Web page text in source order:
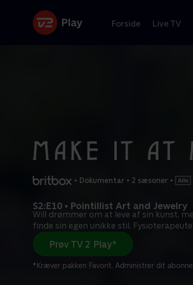
Forside Live TV
• Dokumentar • 2 sæsoner •
S2:E10 • Pointillist Art and Jewelry
Will drømmer om at leve af sin kunst,
finde sin egen unikke stil.
Prøv TV 2 Play*
*Kræver pakken Favorit. Administrer dit